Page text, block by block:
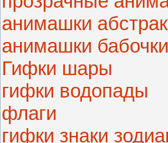
анимашки
анимашки бабочки
Гифки шары
гифки водопады
флаги
гифки знаки